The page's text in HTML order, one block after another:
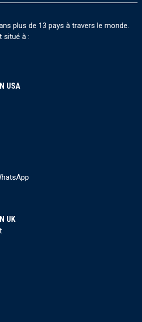
plus de 13 pays à travers le monde.
situé à :
USA
UK